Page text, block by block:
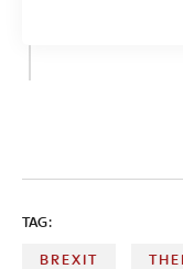
TAG:
BREXIT